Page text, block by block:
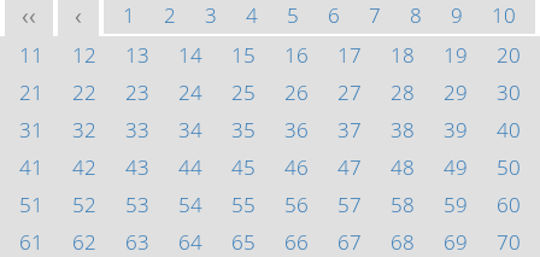
<< < 1 2 3 4 5 6 7 8 9
10
11
12 13 14 15 16 17 18 19
20
21
22 23 24 25 26 27 28 29
30
31
32 33 34 35 36 37 38 39
40
41
42 43 44 45 46 47 48 49
50
51
52 53 54 55 56 57 58 59
60
61
62 63 64 65 66 67 68 69
70